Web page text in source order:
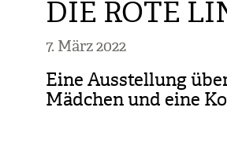
DIE ROTE
7. März 2022
Eine Ausstellung
Mädchen und eine